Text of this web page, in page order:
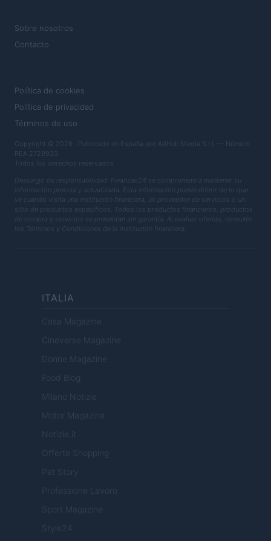
Sobre nosotros
Contacto
Política de cookies
Política de privacidad
Términos de uso
Copyright © 2026 · Publicado en España por AdHub Media S.r.l. — Número
REA 2729933
Todos los derechos reservados
Descargo de responsabilidad: Finanzas24 se compromete a mantener su
información precisa y actualizada. Esta información puede diferir de lo que
ve cuando visita una institución financiera, un proveedor de servicios o un
sitio de productos específicos. Todos los productos financieros, productos
de compra y servicios se presentan sin garantía. Al evaluar ofertas, consulte
los Términos y Condiciones de la institución financiera.
ITALIA
Casa Magazine
Cineverse Magazine
Donne Magazine
Food Blog
Milano Notizie
Motor Magazine
Notizie.it
Offerte Shopping
Pet Story
Professione Lavoro
Sport Magazine
Style24